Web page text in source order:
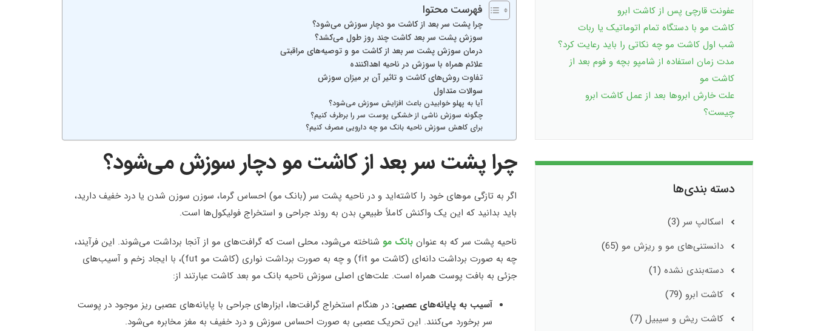
فهرست محتوا
چرا پشت سر بعد از کاشت مو دچار سوزش می‌شود؟
سوزش پشت سر بعد کاشت چند روز طول می‌کشد؟
درمان سوزش پشت سر بعد از کاشت مو و توصیه‌های مراقبتی
علائم همراه با سوزش در ناحیه اهداکننده
تفاوت روش‌های کاشت و تاثیر آن بر میزان سوزش
سوالات متداول
آیا به پهلو خوابیدن باعث افزایش سوزش می‌شود؟
چگونه سوزش ناشی از خشکی پوست سر را برطرف کنیم؟
برای کاهش سوزش ناحیه بانک مو چه دارویی مصرف کنیم؟
چرا پشت سر بعد از کاشت مو دچار سوزش می‌شود؟
اگر به تازگی موهای خود را کاشته‌اید و در ناحیه پشت سر (بانک مو) احساس گرما، سوزن سوزن شدن یا درد خفیف دارید،
باید بدانید که این یک واکنش کاملاً طبیعیِ بدن به روند جراحی و استخراج فولیکول‌ها است.
ناحیه پشت سر که به عنوان بانک مو شناخته می‌شود، محلی است که گرافت‌های مو از آنجا برداشت می‌شوند. این فرآیند،
چه به صورت برداشت دانه‌ای (کاشت مو fit) و چه به صورت برداشت نواری (کاشت مو fut)، با ایجاد زخم و آسیب‌های
جزئی به بافت پوست همراه است. علت‌های اصلی سوزش ناحیه بانک مو بعد کاشت عبارتند از:
آسیب به پایانه‌های عصبی: در هنگام استخراج گرافت‌ها، ابزارهای جراحی با پایانه‌های عصبی ریز موجود در پوست
سر برخورد می‌کنند. این تحریک عصبی به صورت احساس سوزش و درد خفیف به مغز مخابره می‌شود.
عفونت قارچی پس از کاشت ابرو
کاشت مو با دستگاه تمام اتوماتیک یا ربات
شب اول کاشت مو چه نکاتی را باید رعایت کرد؟
مدت زمان استفاده از شامپو بچه و فوم بعد از
کاشت مو
علت خارش ابروها بعد از عمل کاشت ابرو
چیست؟
دسته بندی‌ها
اسکالپ سر (3)
دانستنی‌های مو و ریزش مو (65)
دسته‌بندی نشده (1)
کاشت ابرو (79)
کاشت ریش و سیبیل (7)